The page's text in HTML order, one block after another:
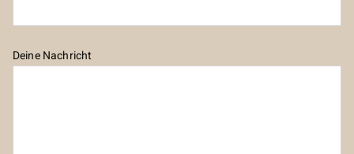
Deine Nachricht